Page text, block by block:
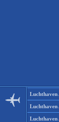
Luchthaven
Luchthaven
Luchthaven